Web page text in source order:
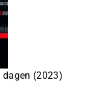
(2023)